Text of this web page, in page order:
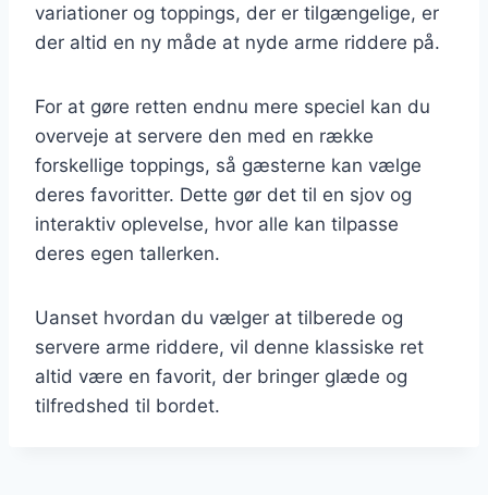
variationer og toppings, der er tilgængelige, er
der altid en ny måde at nyde arme riddere på.
For at gøre retten endnu mere speciel kan du
overveje at servere den med en række
forskellige toppings, så gæsterne kan vælge
deres favoritter. Dette gør det til en sjov og
interaktiv oplevelse, hvor alle kan tilpasse
deres egen tallerken.
Uanset hvordan du vælger at tilberede og
servere arme riddere, vil denne klassiske ret
altid være en favorit, der bringer glæde og
tilfredshed til bordet.